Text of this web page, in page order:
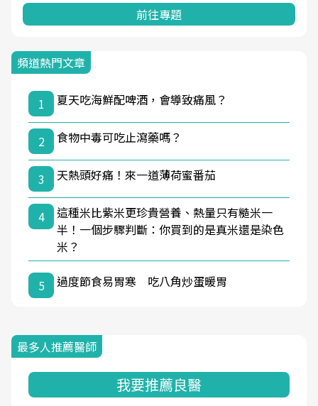
前往專題
頻道熱門文章
1 夏天吃海鮮配啤酒，會導致痛風？
2 食物中毒可吃止瀉藥嗎？
3 天熱頭好痛！來一道薄荷蜜番茄
4
這種米比紫米更珍貴營養、熱量只有糙米一
半！一個步驟判斷：你買到的是真米還是染色
米？
5 過度節食易胃寒 吃八角炒蛋暖胃
最多人推薦醫師
我要推薦良醫